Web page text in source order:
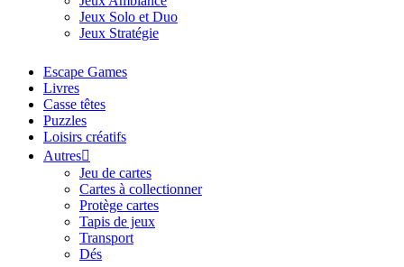
Jeux Solo et Duo
Jeux Stratégie
Escape Games
Livres
Casse têtes
Puzzles
Loisirs créatifs
Autres
Jeu de cartes
Cartes à collectionner
Protège cartes
Tapis de jeux
Transport
Dés